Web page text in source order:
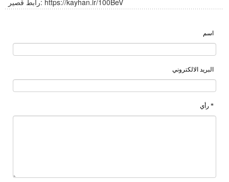
رابط قصير: https://kayhan.ir/100BeV
اسم
البريد الالكتروني
* رأي